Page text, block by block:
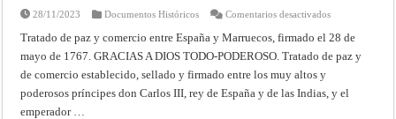
28/11/2023 Documentos Históricos Comentarios desactivadosen
de
paz
y
comercio
España
y
Tratado de paz y comercio entre España y Marruecos, firmado el 28 de
mayo de 1767. GRACIAS A DIOS TODO-PODEROSO. Tratado de paz y
de comercio establecido, sellado y firmado entre los muy altos y
poderosos príncipes don Carlos III, rey de España y de las Indias, y el
emperador …